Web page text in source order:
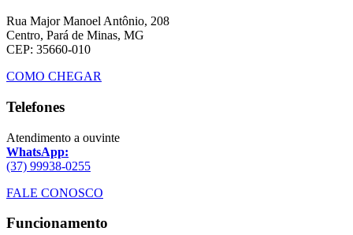
Rua Major Manoel Antônio, 208
Centro, Pará de Minas, MG
CEP: 35660-010
COMO CHEGAR
Telefones
Atendimento a ouvinte
WhatsApp:
(37) 99938-0255
FALE CONOSCO
Funcionamento